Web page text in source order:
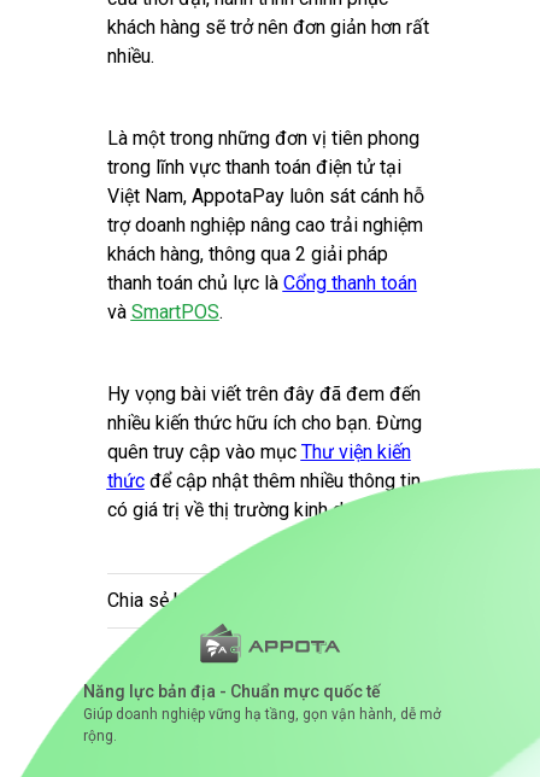
khách hàng sẽ trở nên đơn giản hơn rất
nhiều.
Là một trong những đơn vị tiên phong
trong lĩnh vực thanh toán điện tử tại
Việt Nam, AppotaPay luôn sát cánh hỗ
trợ doanh nghiệp nâng cao trải nghiệm
khách hàng, thông qua 2 giải pháp
thanh toán chủ lực là Cổng thanh toán
và SmartPOS.
Hy vọng bài viết trên đây đã đem đến
nhiều kiến thức hữu ích cho bạn. Đừng
quên truy cập vào mục Thư viện kiến
thứcđể cập nhật thêm nhiều thông tin
có giá trị về thị trường kinh doanh!
Chia sẻ bài viết:
Năng lực bản địa - Chuẩn mực quốc tế
Giúp doanh nghiệp vững hạ tầng, gọn vận hành, dễ mở
rộng.